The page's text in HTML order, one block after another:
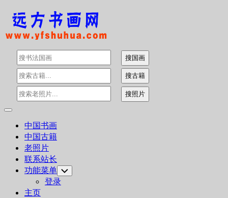
Skip
content
Expand
中国书画
中国古籍
老照片
联系站长
功能菜单 Toggle
Child
Menu
登录
主页